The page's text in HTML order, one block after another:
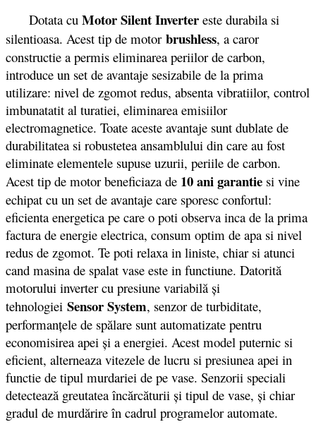
Dotata cu Motor Silent Inverter este durabila si
silentioasa. Acest tip de motor brushless, a caror
constructie a permis eliminarea periilor de carbon,
introduce un set de avantaje sesizabile de la prima
utilizare: nivel de zgomot redus, absenta vibratiilor, control
imbunatatit al turatiei, eliminarea emisiilor
electromagnetice. Toate aceste avantaje sunt dublate de
durabilitatea si robustetea ansamblului din care au fost
eliminate elementele supuse uzurii, periile de carbon.
Acest tip de motor beneficiaza de 10 ani garantie si vine
echipat cu un set de avantaje care sporesc confortul:
eficienta energetica pe care o poti observa inca de la prima
factura de energie electrica, consum optim de apa si nivel
redus de zgomot. Te poti relaxa in liniste, chiar si atunci
cand masina de spalat vase este in functiune. Datorită
motorului inverter cu presiune variabilă şi
tehnologiei Sensor System, senzor de turbiditate,
performanţele de spălare sunt automatizate pentru
economisirea apei şi a energiei. Acest model puternic si
eficient, alterneaza vitezele de lucru si presiunea apei in
functie de tipul murdariei de pe vase. Senzorii speciali
detectează greutatea încărcăturii și tipul de vase, și chiar
gradul de murdărire în cadrul programelor automate.